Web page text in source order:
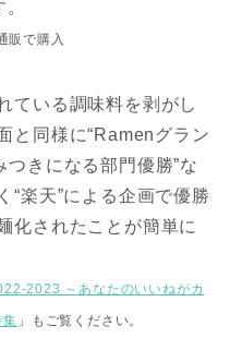
販で購入
ている調味料を剥がし
と同様に“Ramenグラン
つきになる部門優勝”な
楽天”による企画で優勝
化されたことが簡単に
2023 ～あなたのいいねがカ
」もご覧ください。